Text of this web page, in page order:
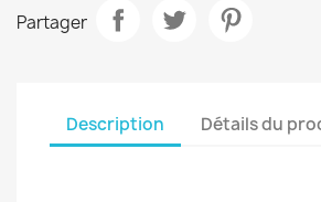
Partager
Description Détails du